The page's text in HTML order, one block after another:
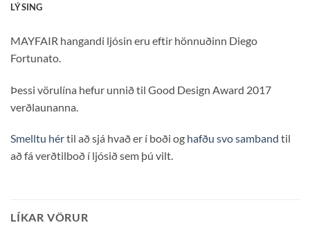
LÝSING
MAYFAIR hangandi ljósin eru eftir hönnuðinn Diego
Fortunato.
Þessi vörulína hefur unnið til Good Design Award 2017
verðlaunanna.
Smelltu hértil að sjá hvað er í boði og hafðu svo samband til
að fá verðtilboð í ljósið sem þú vilt.
LÍKAR VÖRUR